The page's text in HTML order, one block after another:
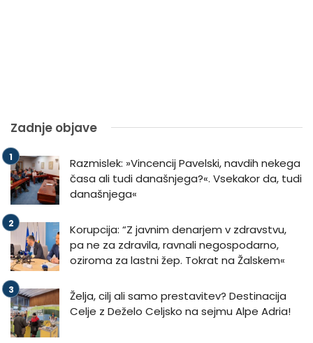
Zadnje objave
Razmislek: »Vincencij Pavelski, navdih nekega
časa ali tudi današnjega?«. Vsekakor da, tudi
današnjega«
Korupcija: “Z javnim denarjem v zdravstvu,
pa ne za zdravila, ravnali negospodarno,
oziroma za lastni žep. Tokrat na Žalskem«
Želja, cilj ali samo prestavitev? Destinacija
Celje z Deželo Celjsko na sejmu Alpe Adria!